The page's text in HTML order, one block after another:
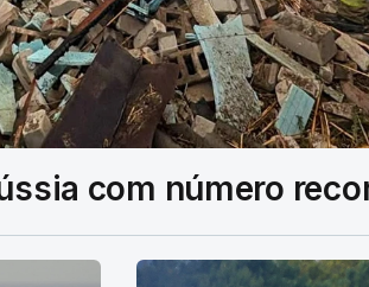
com número